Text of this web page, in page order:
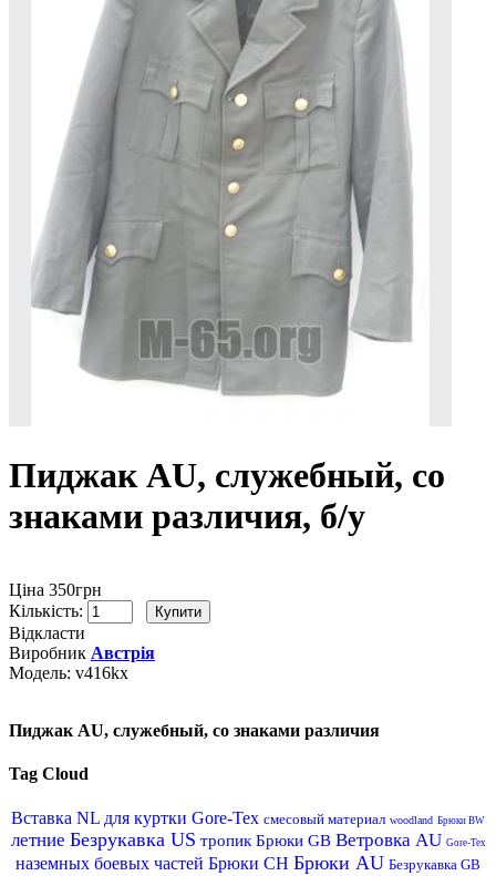
Пиджак AU, служебный, со
знаками различия, б/у
Ціна 350грн
Кількість:
Відкласти
Виробник Австрія
Модель: v416kx
Пиджак AU, служебный, со знаками различия
Tag Cloud
Вставка NL для куртки Gore-Tex смесовый материал woodland Брюки BW
летние Безрукавка US тропик Брюки GB Ветровка AU Gore-Tex
наземных боевых частей Брюки CH Брюки AU Безрукавка GB